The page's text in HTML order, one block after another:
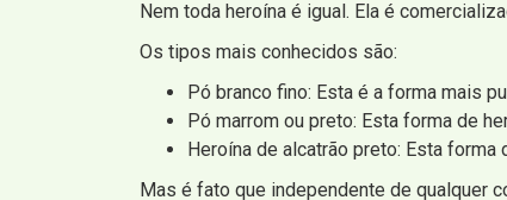
Nem toda heroína é igual. Ela é
Os tipos mais conhecidos são:
Pó branco fino: Esta é a forma mais
Pó marrom ou preto: Esta forma de
Heroína de alcatrão preto: Esta
Mas é fato que independente de qualquer